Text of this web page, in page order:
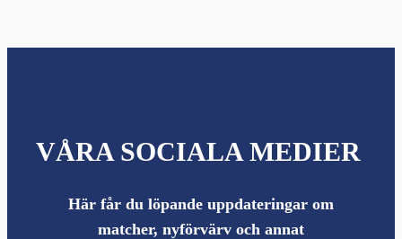
VÅRA SOCIALA MEDIER
Här får du löpande uppdateringar om
matcher, nyförvärv och annat